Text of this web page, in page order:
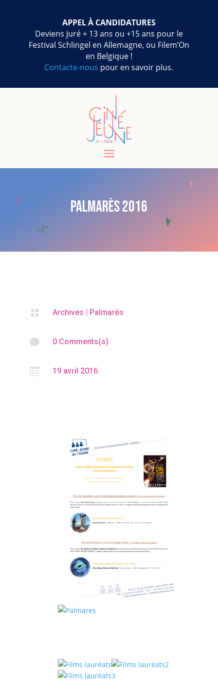
APPEL À CANDIDATURES
Deviens juré + 13 ans ou +15 ans pour le
Festival Schlingel en Allemagne, ou Filem’On
en Belgique !
Contacte-nous pour en savoir plus.
Palmarès 2016
 Archives | Palmarès
 0 Comments(s)
 19 avril 2016